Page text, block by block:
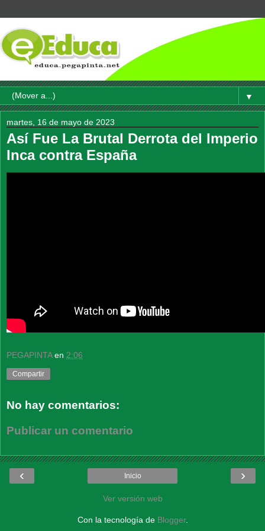
▼
martes, 16 de mayo de 2023
Así Fue La Brutal Derrota del Imperio
Inca contra España
PEGAPINTA en 2:06
Compartir
No hay comentarios:
Publicar un comentario
‹ ›
Inicio
Ver versión web
Con la tecnología de Blogger.